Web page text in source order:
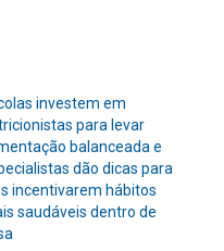
investem em
para levar
balanceada e
dão dicas para
incentivarem hábitos
saudáveis dentro de